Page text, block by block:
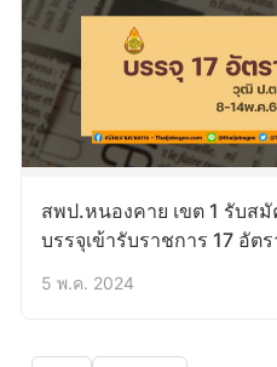
สพป.หนองคาย เขต 1 รับส
บรรจุเข้ารับราชการ 17 อัต
5 พ.ค. 2024